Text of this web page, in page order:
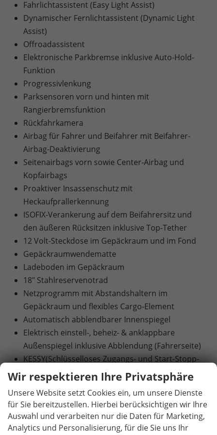
Fahrlichtassistent (Easy Light Assist)
Dynamischer Fernlichtassistent (Dynamic Light
Assist)
Offroadassistent
Elektronische Parkbremse inklusive Auto-Hold-
Funktion
Progressivlenkung
Parksensoren vorn und hinten mit
Rangierbremsfunktion
Rückfahrkamera
Airbag für Fahrer und Beifahrer mit Beifahrer-
Airbag-Deaktivierung
Seitenairbags vorn sowie Center-Airbag und
Kopfairbags
Proaktiver Insassenschutz mit
Heckaufprallerkennung
ISOFIX-Verankerung auf dem Beifahrersitz und
den äußeren Rücksitzen inklusive Top-Tether
12 Volt-Steckdose im Gepäckraum und im Fond
Gepäckraumwendematte
Ladeboden im Gepäckraum
18" Stahlreservenotrad
Netzprogramm mit Abstandshaltern im
Gepäckraum und flexibles Cargo-Element
Automatisch abblendbarer Innenspiegel
Elektrisch einstell-, beheiz- & anklappbare
Außenspiegel inklusive Abblendung (Fahrerseite)
KESSY(Schlüsselloses Zugangs- und Start-Stopp-
System) und SAFE-System
Diebstahlwarnanlage mit
Innenraumüberwachung
Akustikverglasung in den vorderen
Seitenscheiben und Sunset (Heck- und hintere
Wir respektieren Ihre Privatsphäre
Unsere Website setzt Cookies ein, um unsere Dienste
für Sie bereitzustellen. Hierbei berücksichtigen wir Ihre
Auswahl und verarbeiten nur die Daten für Marketing,
Analytics und Personalisierung, für die Sie uns Ihr